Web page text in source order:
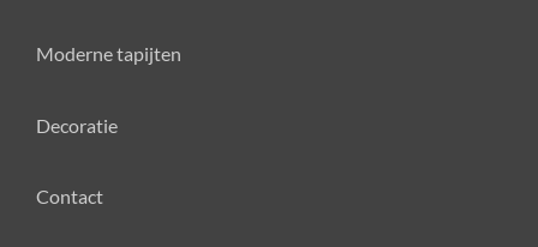
Moderne tapijten
Decoratie
Contact